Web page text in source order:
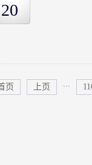
制定有价值
行比较，我
里，买优质
20
页 上页 ...